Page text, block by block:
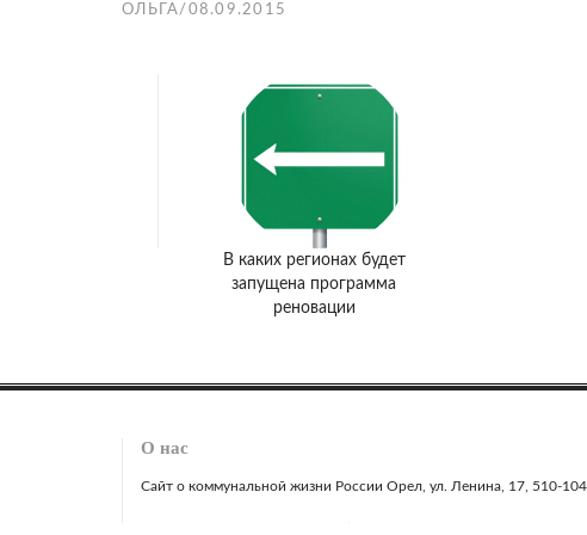
ОЛЬГА / 08.09.2015
В каких регионах будет
запущена программа
реновации
О нас
Сайт о коммунальной жизни России Орел, ул. Ленина, 17, 510-